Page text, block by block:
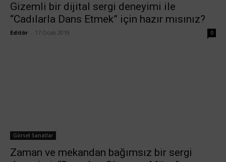
Gizemli bir dijital sergi deneyimi ile
“Cadılarla Dans Etmek” için hazır mısınız?
Editör 17 Ocak 2019 0
Görsel Sanatlar
Zaman ve mekandan bağımsız bir sergi